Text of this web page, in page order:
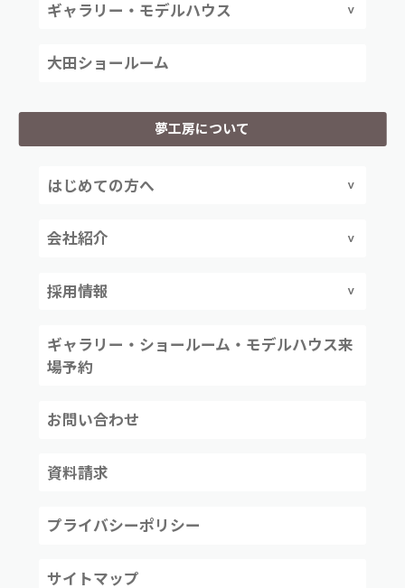
ギャラリー・モデルハウス
大田ショールーム
夢工房について
はじめての方へ
会社紹介
採用情報
ギャラリー・ショールーム・モデルハウス来
場予約
お問い合わせ
資料請求
プライバシーポリシー
サイトマップ